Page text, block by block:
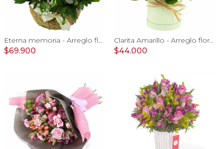
Eterna memoria - Arreglo floral con Mini claveles blancos rosas ecuatorianas blancas, gypsophilia y astromelias amarillas
$69.900
Clarita Amarillo - Arreglo floral en sombrerero con rosas amarillo, limonium y vara de oro
$44.000